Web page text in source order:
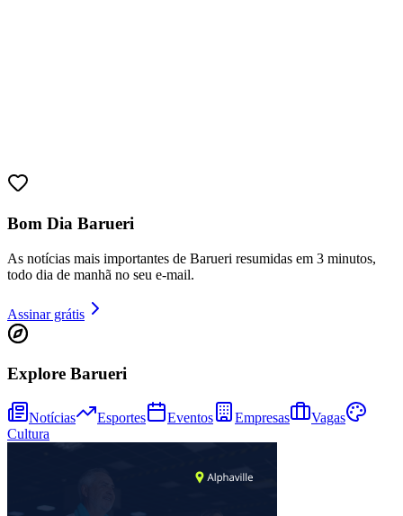
Bragantino
Bom Dia Barueri
As notícias mais importantes de Barueri resumidas em 3 minutos,
todo dia de manhã no seu e-mail.
Assinar grátis
Explore Barueri
Notícias Esportes Eventos Empresas
Vagas
Cultura